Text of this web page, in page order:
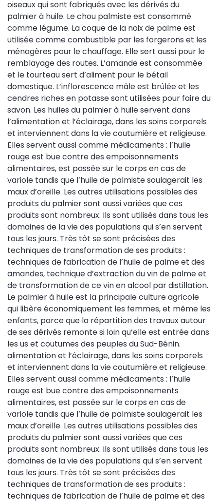
oiseaux qui sont fabriqués avec les dérivés du
palmier à huile. Le chou palmiste est consommé
comme légume. La coque de la noix de palme est
utilisée comme combustible par les forgerons et les
ménagères pour le chauffage. Elle sert aussi pour le
remblayage des routes. L’amande est consommée
et le tourteau sert d’aliment pour le bétail
domestique. L’inflorescence mâle est brûlée et les
cendres riches en potasse sont utilisées pour faire du
savon. Les huiles du palmier à huile servent dans
l’alimentation et l’éclairage, dans les soins corporels
et interviennent dans la vie coutumière et religieuse.
Elles servent aussi comme médicaments : l’huile
rouge est bue contre des empoisonnements
alimentaires, est passée sur le corps en cas de
variole tandis que l’huile de palmiste soulagerait les
maux d’oreille. Les autres utilisations possibles des
produits du palmier sont aussi variées que ces
produits sont nombreux. Ils sont utilisés dans tous les
domaines de la vie des populations qui s’en servent
tous les jours. Très tôt se sont précisées des
techniques de transformation de ses produits :
techniques de fabrication de l’huile de palme et des
amandes, technique d’extraction du vin de palme et
de transformation de ce vin en alcool par distillation.
Le palmier à huile est la principale culture agricole
qui libère économiquement les femmes, et même les
enfants, parce que la répartition des travaux autour
de ses dérivés remonte si loin qu’elle est entrée dans
les us et coutumes des peuples du Sud-Bénin.
alimentation et l’éclairage, dans les soins corporels
et interviennent dans la vie coutumière et religieuse.
Elles servent aussi comme médicaments : l’huile
rouge est bue contre des empoisonnements
alimentaires, est passée sur le corps en cas de
variole tandis que l’huile de palmiste soulagerait les
maux d’oreille. Les autres utilisations possibles des
produits du palmier sont aussi variées que ces
produits sont nombreux. Ils sont utilisés dans tous les
domaines de la vie des populations qui s’en servent
tous les jours. Très tôt se sont précisées des
techniques de transformation de ses produits :
techniques de fabrication de l’huile de palme et des